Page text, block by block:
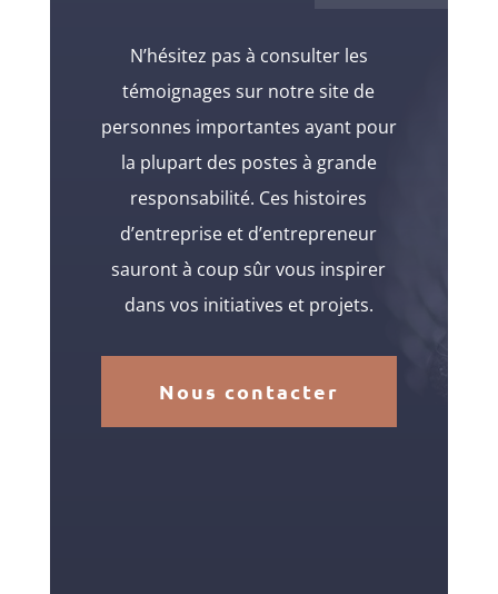
N’hésitez pas à consulter les
témoignages sur notre site de
personnes importantes ayant pour
la plupart des postes à grande
responsabilité. Ces histoires
d’entreprise et d’entrepreneur
sauront à coup sûr vous inspirer
dans vos initiatives et projets.
Nous contacter